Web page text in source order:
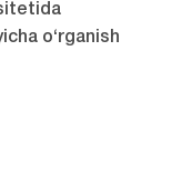
o‘rganish